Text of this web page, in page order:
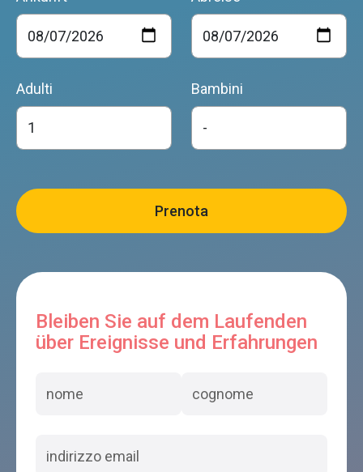
Adulti Bambini
Bleiben Sie auf dem Laufenden
über Ereignisse und Erfahrungen